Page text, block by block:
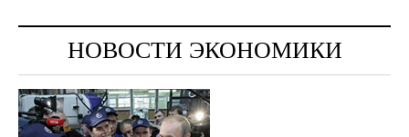
НОВОСТИ ЭКОНОМИКИ